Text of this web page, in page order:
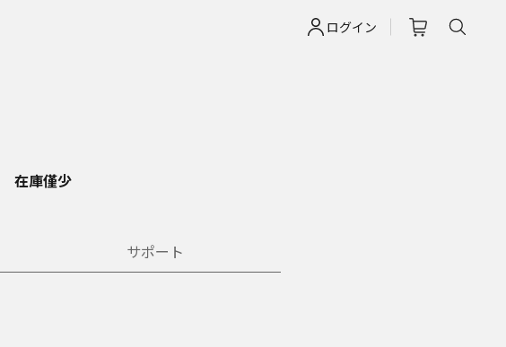
ログイン
在庫僅少
サポート